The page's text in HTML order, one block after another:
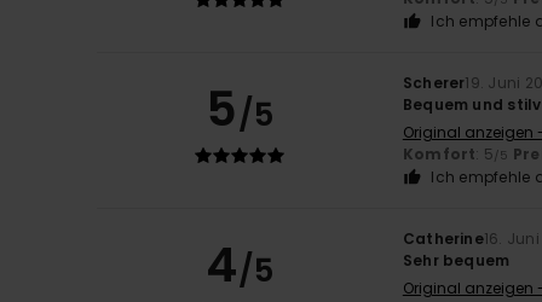
Ich empfehle
5/5
Scherer19. Juni
Bequem und
Original anzeigen
Komfort: 5/5
Ich empfehle
4/5
Catherine16. Juni
Sehr bequem
Original anzeigen